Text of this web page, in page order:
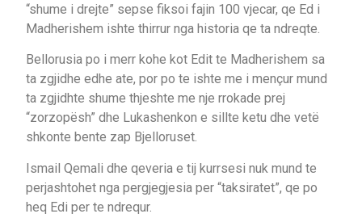
“shume i drejte” sepse fiksoi fajin 100 vjecar, qe Ed i
Madherishem ishte thirrur nga historia qe ta ndreqte.
Bellorusia po i merr kohe kot Edit te Madherishem sa
ta zgjidhe edhe ate, por po te ishte me i mençur mund
ta zgjidhte shume thjeshte me nje rrokade prej
“zorzopësh” dhe Lukashenkon e sillte ketu dhe vetë
shkonte bente zap Bjelloruset.
Ismail Qemali dhe qeveria e tij kurrsesi nuk mund te
perjashtohet nga pergjegjesia per “taksiratet”, qe po
heq Edi per te ndrequr.